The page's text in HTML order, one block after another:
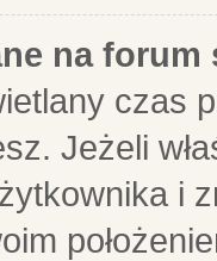
na forum
czas
Jeżeli
i